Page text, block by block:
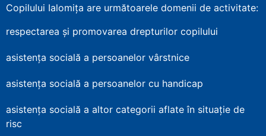
Copilului Ialomița are următoarele domenii de activitate:
respectarea și promovarea drepturilor copilului
asistența socială a persoanelor vârstnice
asistența socială a persoanelor cu handicap
asistența socială a altor categorii aflate în situație de
risc